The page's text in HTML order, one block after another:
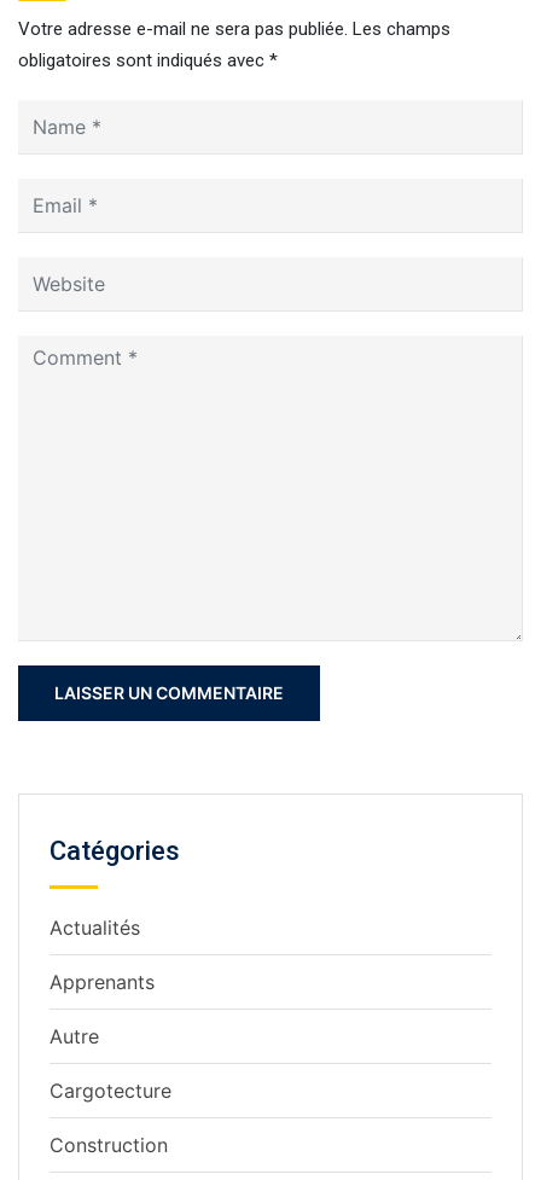
Votre adresse e-mail ne sera pas publiée. Les champs
obligatoires sont indiqués avec *
Catégories
Actualités
Apprenants
Autre
Cargotecture
Construction